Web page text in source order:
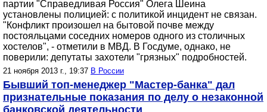
партии "Справедливая Россия" Олега Шеина
установлены полицией: с политикой инцидент не связан.
"Конфликт произошел на бытовой почве между
постояльцами соседних номеров одного из столичных
хостелов", - отметили в МВД. В Госдуме, однако, не
поверили: депутаты захотели "грязных" подробностей.
21 ноября 2013 г., 19:37 В России
Бывший топ-менеджер "Мастер-банка" дал
признательные показания по делу о незаконной
банковской деятельности